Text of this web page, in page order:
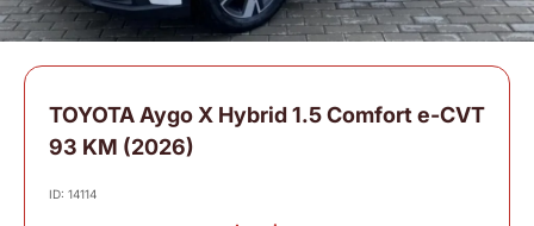
TOYOTA Aygo X Hybrid 1.5 Comfort e-CVT
93 KM (2026)
ID: 14114